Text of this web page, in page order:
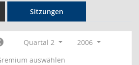
Sitzungen
Quartal 2
2006
auswählen